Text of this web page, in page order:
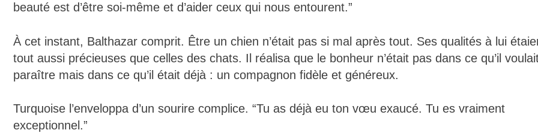
beauté est d’être soi-même et d’aider ceux qui nous entourent.”
À cet instant, Balthazar comprit. Être un chien n’était pas si mal après tout. Ses qualités à lui
tout aussi précieuses que celles des chats. Il réalisa que le bonheur n’était pas dans ce qu’il
paraître mais dans ce qu’il était déjà : un compagnon fidèle et généreux.
Turquoise l’enveloppa d’un sourire complice. “Tu as déjà eu ton vœu exaucé. Tu es vraiment
exceptionnel.”